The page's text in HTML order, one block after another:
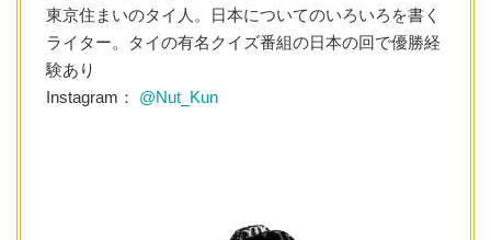
東京住まいのタイ人。日本についてのいろいろを書く
ライター。タイの有名クイズ番組の日本の回で優勝経
験あり
Instagram： @Nut_Kun